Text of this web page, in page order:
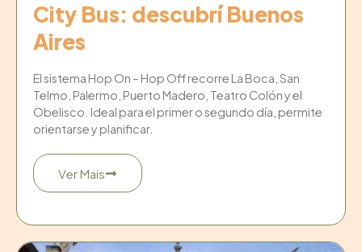
City Bus: descubrí Buenos
Aires
El sistema Hop On – Hop Off recorre La Boca, San
Telmo, Palermo, Puerto Madero, Teatro Colón y el
Obelisco. Ideal para el primer o segundo día, permite
orientarse y planificar.
Ver Mais